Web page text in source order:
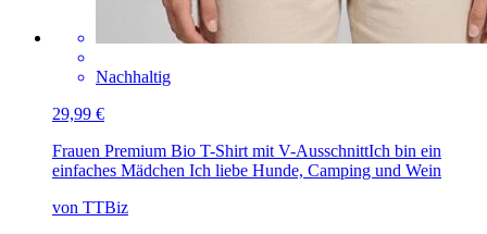
Nachhaltig
29,99 €
Frauen Premium Bio T-Shirt mit V-AusschnittIch bin ein
einfaches Mädchen Ich liebe Hunde, Camping und Wein
von TTBiz